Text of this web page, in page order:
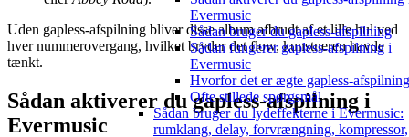
Evermusic
Sådan bruger du gapless-afspilning
Sådan fungerer gapless-afspilning i
Evermusic
Hvorfor det er ægte gapless-afspilning
Ofte stillede spørgsmål
Sådan bruger du lydeffekterne i Evermusic:
rumklang, delay, forvrængning, kompressor,
Uden gapless-afspilning bliver disse album afbrudt af et lille hul ved
hver nummerovergang, hvilket bryder det flow, kunstneren havde
tænkt.
Sådan aktiverer du gapless-afspilning i
Evermusic